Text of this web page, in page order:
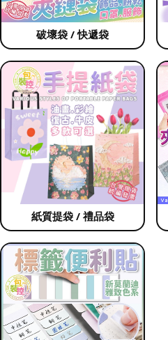
破壞袋 / 快遞袋
紙質提袋 / 禮品袋